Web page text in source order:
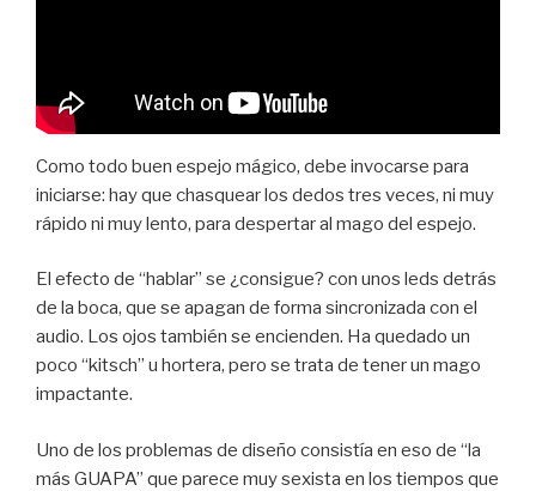
Como todo buen espejo mágico, debe invocarse para
iniciarse: hay que chasquear los dedos tres veces, ni muy
rápido ni muy lento, para despertar al mago del espejo.
El efecto de “hablar” se ¿consigue? con unos leds detrás
de la boca, que se apagan de forma sincronizada con el
audio. Los ojos también se encienden. Ha quedado un
poco “kitsch” u hortera, pero se trata de tener un mago
impactante.
Uno de los problemas de diseño consistía en eso de “la
más GUAPA” que parece muy sexista en los tiempos que